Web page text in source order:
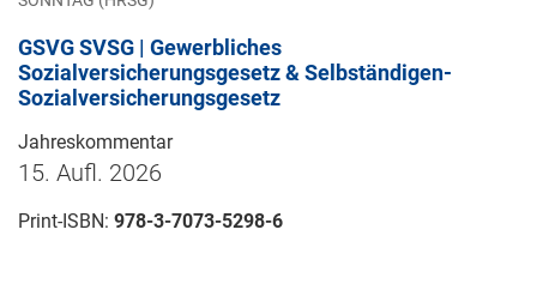
GSVG SVSG | Gewerbliches
Sozialversicherungsgesetz & Selbständigen-
Sozialversicherungsgesetz
Jahreskommentar
15. Aufl. 2026
Print-ISBN: 978-3-7073-5298-6